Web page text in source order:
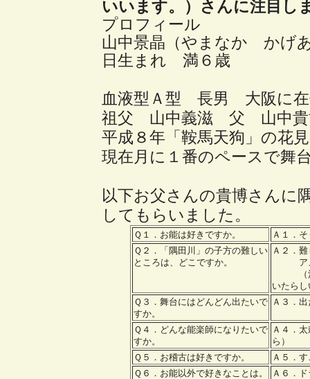
いいます。）さんに注目し
プロフィール
山中景晶（やまなか かげ
日生まれ 満６歳
血液型Ａ型 長男 大阪に
祖父 山中義滋 父 山中貴
平成８年「鞍馬天狗」の花
現在月に１番のペースで舞
以下お父さんの貴博さんに
してもらいました。
Ｑ１．お能は好きですか。
Ａ１．
Ｑ２．「隅田川」の子方の難しい
ところは、どこですか。
Ａ２．
アメ
（注釈
いたら
Ｑ３．舞台にはどんどん出たいで
すか。
Ａ３．
Ｑ４．どんな能楽師になりたいで
すか。
Ａ４．
ら）
Ｑ５．お稽古は好きですか。
Ａ５．
Ｑ６．お能以外で好きなことは。
Ａ６．